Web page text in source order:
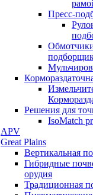
Пресс-
Решения для
IsoMatch
APV
Great Plains
Вертикальная
Гибридные
орудия
Традиционная